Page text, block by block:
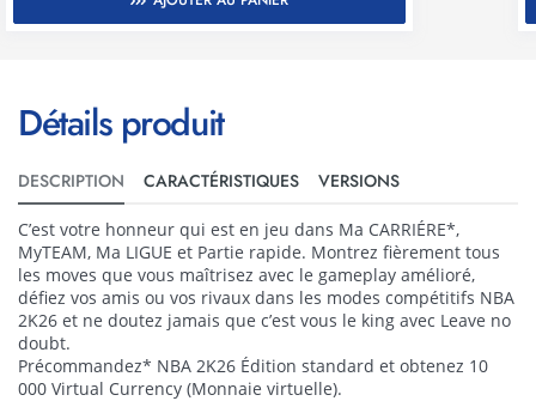
Détails produit
DESCRIPTION CARACTÉRISTIQUES VERSIONS
C’est votre honneur qui est en jeu dans Ma CARRIÉRE*,
MyTEAM, Ma LIGUE et Partie rapide. Montrez fièrement tous
les moves que vous maîtrisez avec le gameplay amélioré,
défiez vos amis ou vos rivaux dans les modes compétitifs NBA
2K26 et ne doutez jamais que c’est vous le king avec Leave no
doubt.
Précommandez* NBA 2K26 Édition standard et obtenez 10
000 Virtual Currency (Monnaie virtuelle).